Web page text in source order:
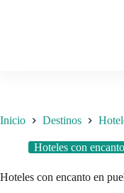
Inicio Destinos
Hoteles con encanto
Hoteles con encanto en